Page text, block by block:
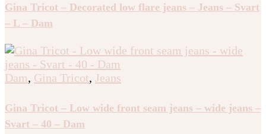
Gina Tricot – Decorated low flare jeans – Jeans – Svart
– L – Dam
Dam, Gina Tricot, Jeans
Gina Tricot – Low wide front seam jeans – wide jeans –
Svart – 40 – Dam